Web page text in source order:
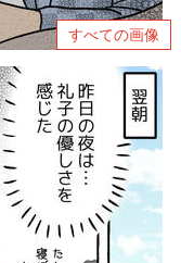
すべての画像